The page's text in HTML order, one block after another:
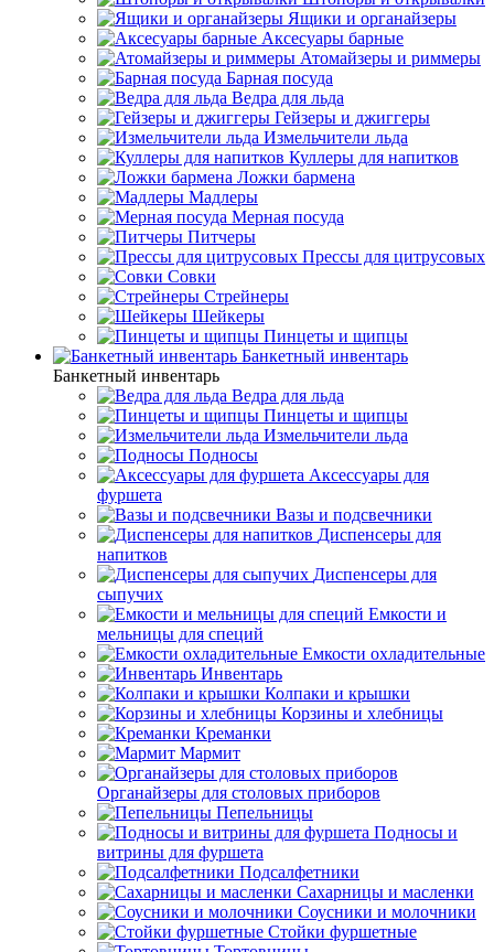
Ящики и органайзеры
Аксесуары барные
Атомайзеры и риммеры
Барная посуда
Ведра для льда
Гейзеры и джиггеры
Измельчители льда
Куллеры для напитков
Ложки бармена
Мадлеры
Мерная посуда
Питчеры
Прессы для цитрусовых
Совки
Стрейнеры
Шейкеры
Пинцеты и щипцы
Банкетный инвентарь
Банкетный инвентарь
Ведра для льда
Пинцеты и щипцы
Измельчители льда
Подносы
Аксессуары для
фуршета
Вазы и подсвечники
Диспенсеры для
напитков
Диспенсеры для
сыпучих
Емкости и
мельницы для специй
Емкости охладительные
Инвентарь
Колпаки и крышки
Корзины и хлебницы
Креманки
Мармит
Органайзеры для столовых приборов
Пепельницы
Подносы и
витрины для фуршета
Подсалфетники
Сахарницы и масленки
Соусники и молочники
Стойки фуршетные